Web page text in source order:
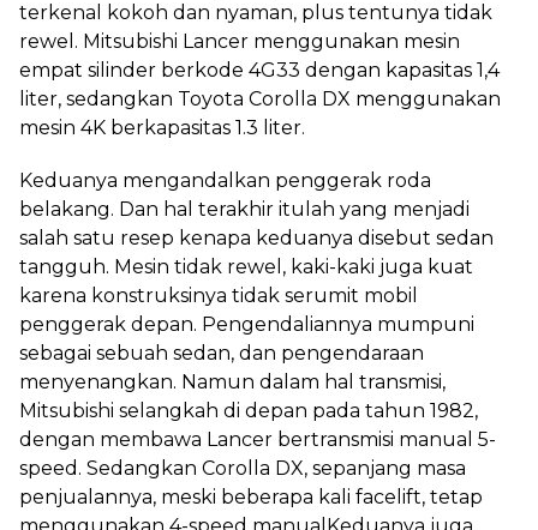
terkenal kokoh dan nyaman, plus tentunya tidak
rewel. Mitsubishi Lancer menggunakan mesin
empat silinder berkode 4G33 dengan kapasitas 1,4
liter, sedangkan Toyota Corolla DX menggunakan
mesin 4K berkapasitas 1.3 liter.
Keduanya mengandalkan penggerak roda
belakang. Dan hal terakhir itulah yang menjadi
salah satu resep kenapa keduanya disebut sedan
tangguh. Mesin tidak rewel, kaki-kaki juga kuat
karena konstruksinya tidak serumit mobil
penggerak depan. Pengendaliannya mumpuni
sebagai sebuah sedan, dan pengendaraan
menyenangkan. Namun dalam hal transmisi,
Mitsubishi selangkah di depan pada tahun 1982,
dengan membawa Lancer bertransmisi manual 5-
speed. Sedangkan Corolla DX, sepanjang masa
penjualannya, meski beberapa kali facelift, tetap